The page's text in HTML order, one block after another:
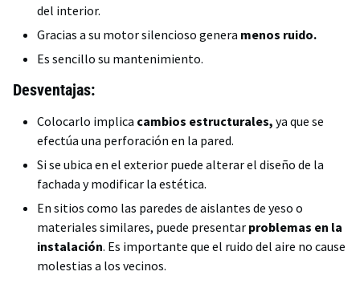
del interior.
Gracias a su motor silencioso genera menos ruido.
Es sencillo su mantenimiento.
Desventajas:
Colocarlo implica cambios estructurales, ya que se
efectúa una perforación en la pared.
Si se ubica en el exterior puede alterar el diseño de la
fachada y modificar la estética.
En sitios como las paredes de aislantes de yeso o
materiales similares, puede presentar problemas en la
instalación. Es importante que el ruido del aire no cause
molestias a los vecinos.